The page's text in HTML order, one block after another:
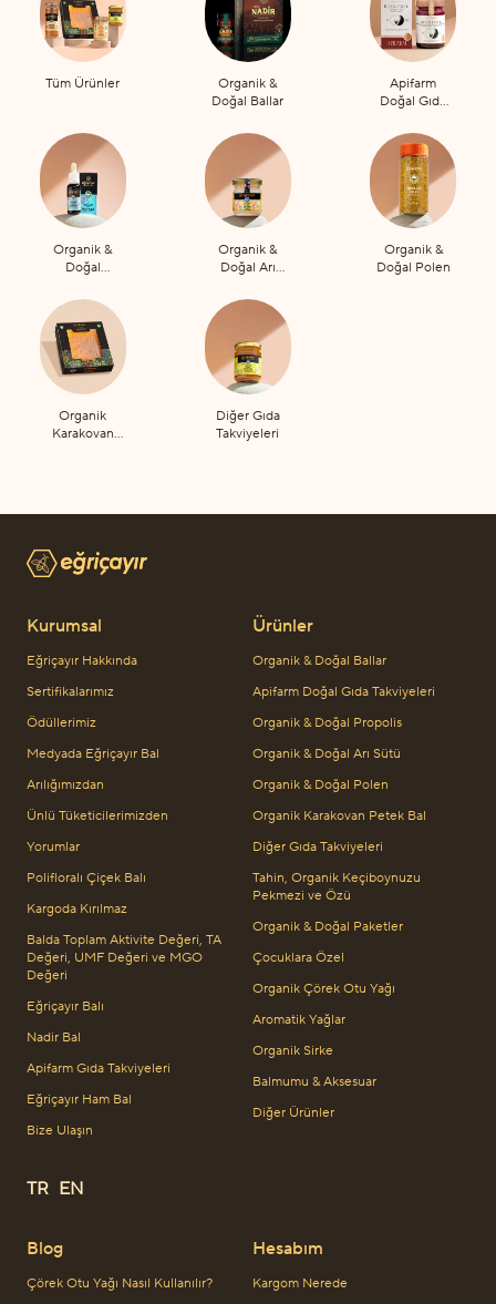
Tüm Ürünler
Organik &
Doğal Ballar
Apifarm
Doğal Gıda
Organik &
Doğal
Organik &
Doğal Arı
Organik &
Doğal Polen
Organik
Karakovan
Diğer Gıda
Takviyeleri
Kurumsal
Eğriçayır Hakkında
Sertifikalarımız
Ödüllerimiz
Medyada Eğriçayır Bal
Arılığımızdan
Ünlü Tüketicilerimizden
Yorumlar
Polifloralı Çiçek Balı
Kargoda Kırılmaz
Balda Toplam Aktivite Değeri, TA
Değeri, UMF Değeri ve MGO
Değeri
Eğriçayır Balı
Nadir Bal
Apifarm Gıda Takviyeleri
Eğriçayır Ham Bal
Bize Ulaşın
TR EN
Blog
Çörek Otu Yağı Nasıl Kullanılır?
Ürünler
Organik & Doğal Ballar
Apifarm Doğal Gıda Takviyeleri
Organik & Doğal Propolis
Organik & Doğal Arı Sütü
Organik & Doğal Polen
Organik Karakovan Petek Bal
Diğer Gıda Takviyeleri
Tahin, Organik Keçiboynuzu
Pekmezi ve Özü
Organik & Doğal Paketler
Çocuklara Özel
Organik Çörek Otu Yağı
Aromatik Yağlar
Organik Sirke
Balmumu & Aksesuar
Diğer Ürünler
Hesabım
Kargom Nerede